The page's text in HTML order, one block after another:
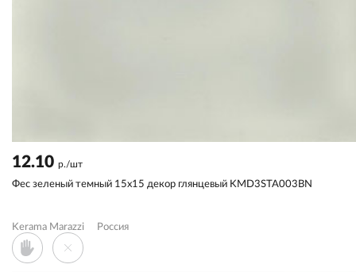
12.10 р./шт
Фес зеленый темный 15x15 декор глянцевый KMD3STA003BN
Kerama Marazzi Россия